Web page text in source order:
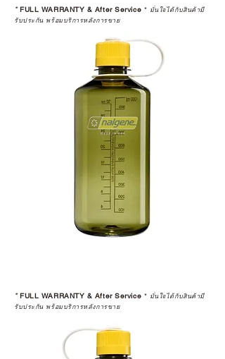
*FULL WARRANTY & After Service * มั่นใจได้กับสินค้ามี
รับประกัน พร้อมบริการหลังการขาย
*FULL WARRANTY & After Service * มั่นใจได้กับสินค้ามี
รับประกัน พร้อมบริการหลังการขาย